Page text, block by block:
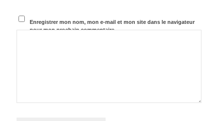
Enregistrer mon nom, mon e-mail et mon site dans le navigateur
pour mon prochain commentaire.